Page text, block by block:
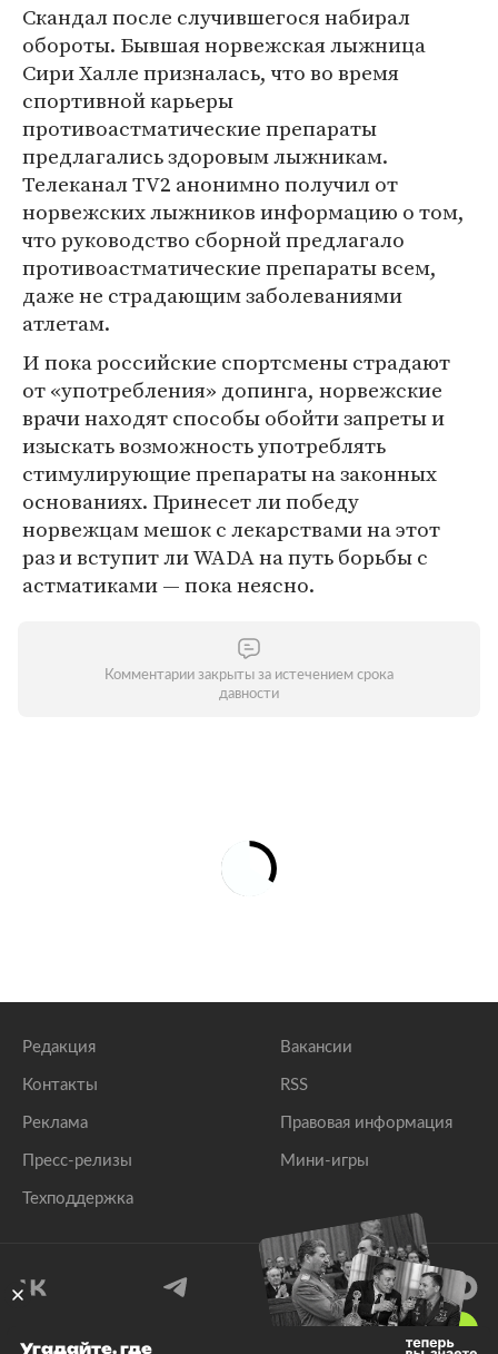
Скандал после случившегося набирал
обороты. Бывшая норвежская лыжница
Сири Халле призналась, что во время
спортивной карьеры
противоастматические препараты
предлагались здоровым лыжникам.
Телеканал TV2 анонимно получил от
норвежских лыжников информацию о том,
что руководство сборной предлагало
противоастматические препараты всем,
даже не страдающим заболеваниями
атлетам.
И пока российские спортсмены страдают
от «употребления» допинга, норвежские
врачи находят способы обойти запреты и
изыскать возможность употреблять
стимулирующие препараты на законных
основаниях. Принесет ли победу
норвежцам мешок с лекарствами на этот
раз и вступит ли WADA на путь борьбы с
астматиками — пока неясно.
Комментарии закрыты за истечением срока
давности
Редакция
Контакты
Реклама
Пресс-релизы
Техподдержка
Вакансии
RSS
Правовая информация
Мини-игры
Угадайте, где